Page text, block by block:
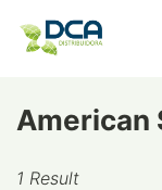
American
1 Result